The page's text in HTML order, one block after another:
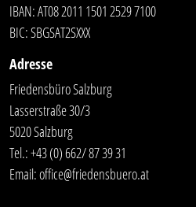
IBAN: AT08 2011 1501 2529 7100
BIC: SBGSAT2SXXX
Adresse
Friedensbüro Salzburg
Lasserstraße 30/3
5020 Salzburg
Tel.:+43 (0) 662/ 87 39 31
Email:office@friedensbuero.at